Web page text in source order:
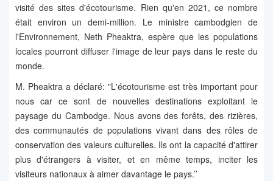
visité des sites d'écotourisme. Rien qu'en 2021, ce nombre
était environ un demi-million. Le ministre cambodgien de
l'Environnement, Neth Pheaktra, espère que les populations
locales pourront diffuser l'image de leur pays dans le reste du
monde.
M. Pheaktra a déclaré: "L'écotourisme est très important pour
nous car ce sont de nouvelles destinations exploitant le
paysage du Cambodge. Nous avons des forêts, des rizières,
des communautés de populations vivant dans des rôles de
conservation des valeurs culturelles. Ils ont la capacité d'attirer
plus d'étrangers à visiter, et en même temps, inciter les
visiteurs nationaux à aimer davantage le pays.’’